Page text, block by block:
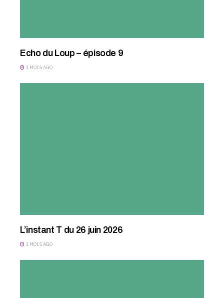
Echo du Loup – épisode 9
1 MOIS AGO
L’instant T du 26 juin 2026
1 MOIS AGO